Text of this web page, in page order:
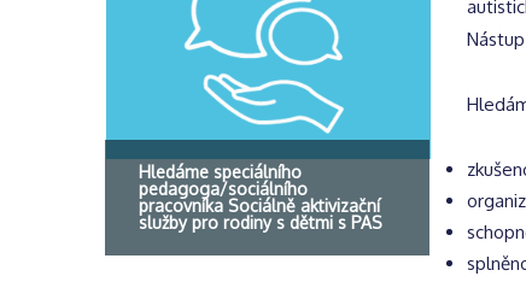
Hledáme speciálního
pedagoga/sociálního
pracovníka Sociálně aktivizační
služby pro rodiny s dětmi s PAS